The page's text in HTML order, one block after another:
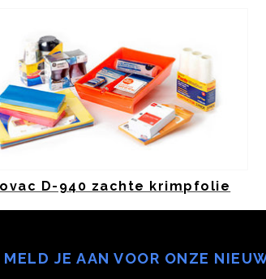
D-940 zachte krimpfolie
MELD JE AAN VOOR ONZE